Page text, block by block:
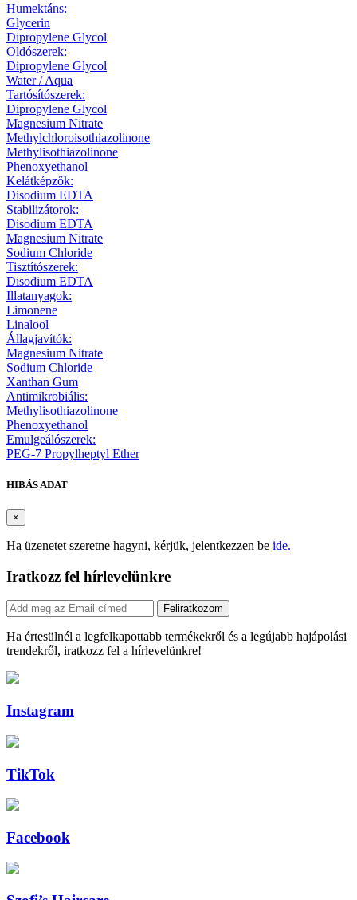
Humektáns:
Glycerin
Dipropylene Glycol
Oldószerek:
Dipropylene Glycol
Water / Aqua
Tartósítószerek:
Dipropylene Glycol
Magnesium Nitrate
Methylchloroisothiazolinone
Methylisothiazolinone
Phenoxyethanol
Kelátképzők:
Disodium EDTA
Stabilizátorok:
Disodium EDTA
Magnesium Nitrate
Sodium Chloride
Tisztítószerek:
Disodium EDTA
Illatanyagok:
Limonene
Linalool
Állagjavítók:
Magnesium Nitrate
Sodium Chloride
Xanthan Gum
Antimikrobiális:
Methylisothiazolinone
Phenoxyethanol
Emulgeálószerek:
PEG-7 Propylheptyl Ether
HIBÁS ADAT
×
Ha üzenetet szeretne hagyni, kérjük, jelentkezzen be ide.
Iratkozz fel hírlevelünkre
Feliratkozom
Ha értesülnél a legfelkapottabb termékekről és a legújabb hajápolási
trendekről, iratkozz fel a hírlevelünkre!
Instagram
TikTok
Facebook